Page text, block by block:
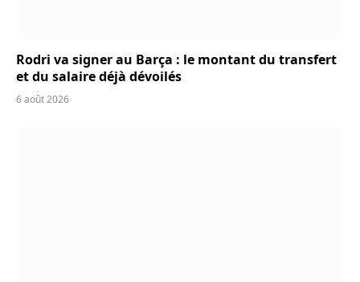
Rodri va signer au Barça : le montant du transfert
et du salaire déjà dévoilés
6 août 2026